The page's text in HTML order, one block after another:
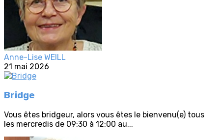
Anne-Lise WEILL
21 mai 2026
Bridge
Vous êtes bridgeur, alors vous êtes le bienvenu(e) tous
les mercredis de 09:30 à 12:00 au...